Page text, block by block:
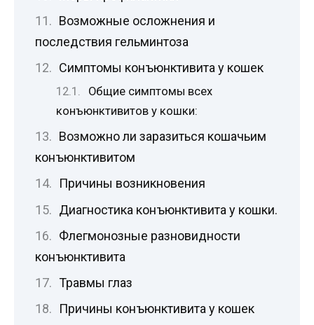
Возможные осложнения и
последствия гельминтоза
Симптомы конъюнктивита у кошек
Общие симптомы всех
конъюнктивитов у кошки:
Возможно ли заразиться кошачьим
конъюнктивитом
Причины возникновения
Диагностика конъюнктивита у кошки.
Флегмонозные разновидности
конъюнктивита
Травмы глаз
Причины конъюнктивита у кошек